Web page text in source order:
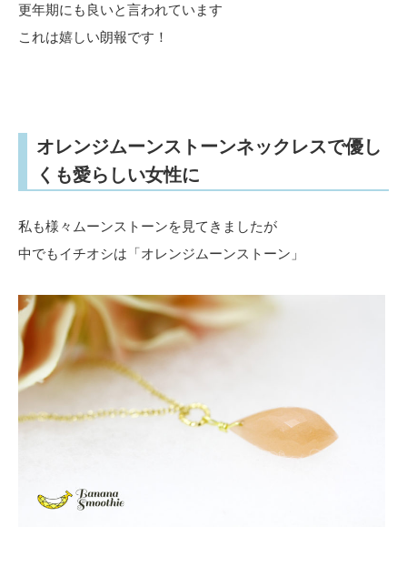
更年期にも良いと言われています
これは嬉しい朗報です！
オレンジムーンストーンネックレスで優し
くも愛らしい女性に
私も様々ムーンストーンを見てきましたが
中でもイチオシは「オレンジムーンストーン」